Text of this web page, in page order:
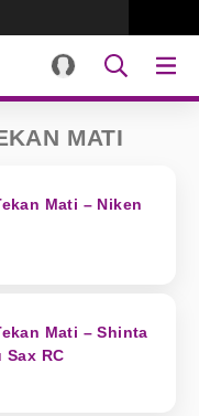
MATI
Mati – Niken
Mati – Shinta
Sax RC